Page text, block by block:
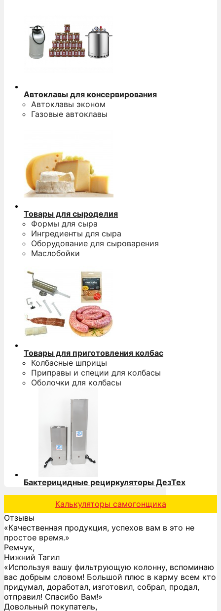
Автоклавы для консервирования
Автоклавы эконом
Газовые автоклавы
Товары для сыроделия
Формы для сыра
Ингредиенты для сыра
Оборудование для сыроварения
Маслобойки
Товары для приготовления колбас
Колбасные шприцы
Приправы и специи для колбасы
Оболочки для колбасы
Бактерицидные рециркуляторы ДезТех
Калькуляторы самогонщика
Отзывы
«Качественная продукция, успехов вам в это не
простое время.»
Ремчук,
Нижний Тагил
«Используя вашу фильтрующую колонну, вспоминаю
вас добрым словом! Большой плюс в карму всем кто
придумал, доработал, изготовил, собрал, продал,
отправил! Спасибо Вам!»
Довольный покупатель,